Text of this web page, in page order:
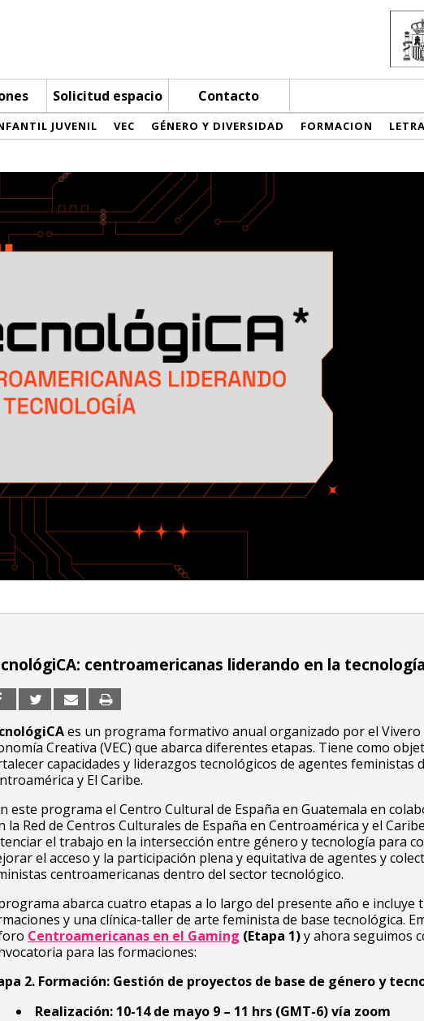
Solicitud espacio Contacto
JUVENIL VEC GÉNERO Y DIVERSIDAD FORMACION
centroamericanas liderando en la
es un programa formativo anual organizado por el Vivero
Creativa (VEC) que abarca diferentes etapas. Tiene como
capacidades y liderazgos tecnológicos de agentes feministas
y El Caribe.
este programa el Centro Cultural de España en Guatemala en
la Red de Centros Culturales de España en Centroamérica y el
el trabajo en la intersección entre género y tecnología para
el acceso y la participación plena y equitativa de agentes y
centroamericanas dentro del sector tecnológico.
abarca cuatro etapas a lo largo del presente año e incluye
y una clínica-taller de arte feminista de base tecnológica.
Centroamericanas en el Gaming (Etapa 1)y ahora seguimos
para las formaciones:
2. Formación: Gestión de proyectos de base de género y
Realización: 10-14 de mayo 9 – 11 hrs (GMT-6) vía zoom